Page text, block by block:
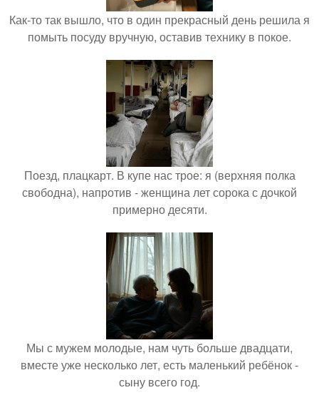
Как-то так вышло, что в один прекрасный день решила я
помыть посуду вручную, оставив технику в покое.
Поезд, плацкарт. В купе нас трое: я (верхняя полка
свободна), напротив - женщина лет сорока с дочкой
примерно десяти.
Мы с мужем молодые, нам чуть больше двадцати,
вместе уже несколько лет, есть маленький ребёнок -
сыну всего год.